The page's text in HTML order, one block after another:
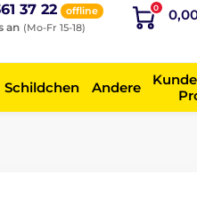
37 22 offline
an (Mo-Fr 15-18)
0
Schildchen Andere